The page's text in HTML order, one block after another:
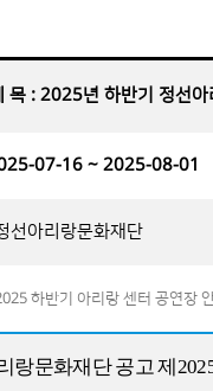
목 : 2025년 하반기 정선
07-16 ~ 2025-08-01
선아리랑문화재단
하반기 아리랑 센터 공연장
랑문화재단 공고 제